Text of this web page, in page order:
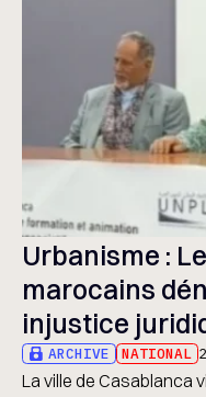
Urbanisme :
marocains
injustice
ARCHIVE NATIONAL
La ville de Casablanca